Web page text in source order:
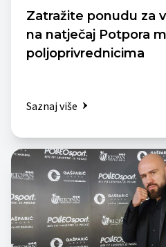
Zatražite ponudu za
na natječaj Potpora
poljoprivrednicima
Saznaj više